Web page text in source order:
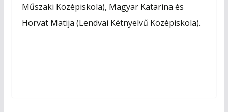
Műszaki Középiskola), Magyar Katarina és
Horvat Matija (Lendvai Kétnyelvű Középiskola).